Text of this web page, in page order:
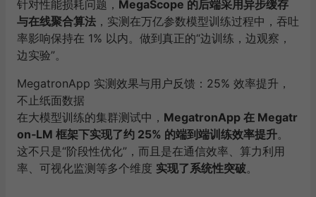
针对性能损耗问题， MegaScope 的后端采用异步缓存
与在线聚合算法 ，实测在万亿参数模型训练过程中，吞吐
率影响保持在 1% 以内。做到真正的“边训练，边观察，
边实验”。
MegatronApp 实测效果与用户反馈：25% 效率提升，
不止纸面数据
在大模型训练的集群测试中， MegatronApp 在 Megatr
on‑LM 框架下实现了约 25% 的端到端训练效率提升。
这不只是“阶段性优化”，而且是在通信效率、算力利用
率、可视化监测等多个维度 实现了系统性突破。